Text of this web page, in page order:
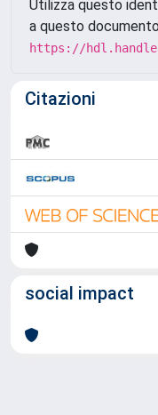
Utilizza questo
a questo
https://
Citazioni
social impact